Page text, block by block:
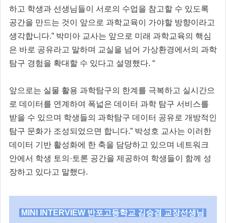
하고 학생과 선생님들이 서로의 수업을 참고할 수 있도록
공간을 만드는 것이 앞으로 과학교육이 가야할 방향이라고
생각합니다.” 박미아 교사는 앞으로 미래 과학교육의 핵심
은 바로 공유라고 말하며 교실을 넘어 가상환경에서의 과학
탐구 경험을 확대할 수 있다고 설명했다. “
앞으로는 실물 활용 과학탐구의 한계를 극복하고 실시간으
로 데이터를 연계하여 폭넓은 데이터 과학 탐구 서비스를
받을 수 있으며 학생들의 과학탐구 데이터 공유로 개방적인
탐구 문화가 조성되었으면 합니다.” 박성호 교사는 이러한
데이터 기반 활성화에 한 축을 담당하고 있으며 네트워크
안에서 학생 토의·토론 공간을 제공하여 학생들이 함께 성
장하고 있다고 말했다.
MINI INTERVIEW 반포고등학교 김승겸 교장선생님